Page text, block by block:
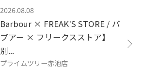
2026.08.08
Barbour × FREAK'S STORE / バ
ブアー × フリークスストア】
別...
プライムツリー赤池店